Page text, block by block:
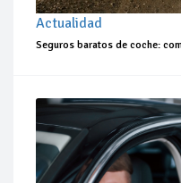
Actualidad
Seguros baratos de coche: